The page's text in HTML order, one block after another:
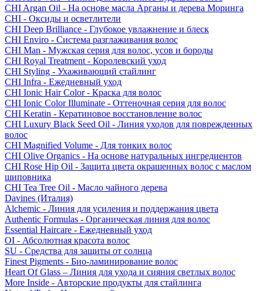
CHI Argan Oil - На основе масла Арганы и дерева Моринга
CHI - Оксиды и осветлители
CHI Deep Brilliance - Глубокое увлажнение и блеск
CHI Enviro - Система разглаживания волос
CHI Man - Мужская серия для волос, усов и бороды
CHI Royal Treatment - Королевский уход
CHI Styling - Ухаживающий стайлинг
CHI Infra - Ежедневный уход
CHI Ionic Hair Color - Краска для волос
CHI Ionic Color Illuminate - Оттеночная серия для волос
CHI Keratin - Кератиновое восстановление волос
CHI Luxury Black Seed Oil - Линия уходов для поврежденных
волос
CHI Magnified Volume - Для тонких волос
CHI Olive Organics - На основе натуральных ингредиентов
CHI Rose Hip Oil - Защита цвета окрашенных волос с маслом
шиповника
CHI Tea Tree Oil - Масло чайного дерева
Davines (Италия)
Alchemic - Линия для усиления и поддержания цвета
Authentic Formulas - Органическая линия для волос
Essential Haircare - Eжедневный уход
OI - Абсолютная красота волос
SU - Средства для защиты от солнца
Finest Pigments - Био-ламинирование волос
Heart Of Glass – Линия для ухода и сияния светлых волос
More Inside - Авторские продукты для стайлинга